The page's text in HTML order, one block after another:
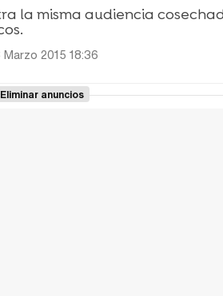
la misma audiencia
2015 18:36
Eliminar anuncios